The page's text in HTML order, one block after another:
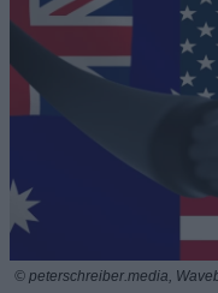
© peterschreiber.media,